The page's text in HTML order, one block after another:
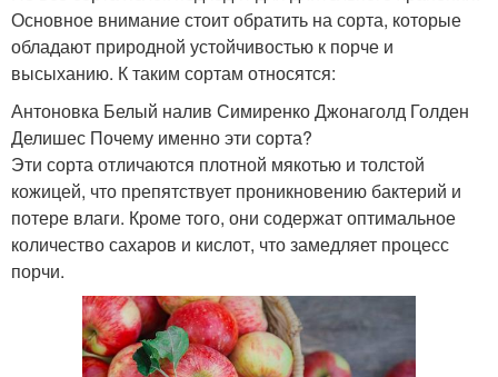
Основное внимание стоит обратить на сорта, которые
обладают природной устойчивостью к порче и
высыханию. К таким сортам относятся:
Антоновка Белый налив Симиренко Джонаголд Голден
Делишес Почему именно эти сорта?
Эти сорта отличаются плотной мякотью и толстой
кожицей, что препятствует проникновению бактерий и
потере влаги. Кроме того, они содержат оптимальное
количество сахаров и кислот, что замедляет процесс
порчи.